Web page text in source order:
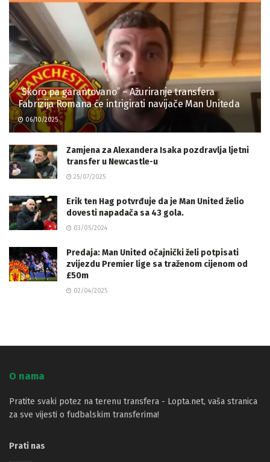
“Skoro pa garantovano” – Ažuriranje transfera
Fabrizija Romana će intrigirati navijače Man Uniteda
06/10/2025
Zamjena za Alexandera Isaka pozdravlja ljetni
transfer u Newcastle-u
25/07/2025
Erik ten Hag potvrđuje da je Man United želio
dovesti napadača sa 43 gola.
03/05/2024
Predaja: Man United očajnički želi potpisati
zvijezdu Premier lige sa traženom cijenom od
£50m
02/04/2025
O nama
Pratite svaki potez na terenu transfera - Lopta.net, vaša stranica
za sve vijesti o fudbalskim transferima!
Prati nas